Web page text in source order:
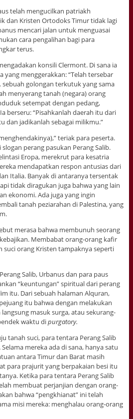
telah mengucilkan patriakh
dan Kristen Ortodoks Timur tidak lagi
mencari jalan untuk menguasai
cara pengalihan bagi para
terus.
konsili Clermont. Di sana ia
menggerakkan: “Telah tersebar
golongan terkutuk yang sama
menyerang tanah (negara) orang
setempat dengan pedang,
berseru: “Pisahkanlah daerah itu dari
dan jadikanlah sebagai milikmu.”
teriak para peserta.
perang pasukan Perang Salib.
Eropa, merekrut para kesatria
mendapatkan respon antusias dari
Italia. Banyak di antaranya tersentak
tidak diragukan juga bahwa yang lain
ekonomi. Ada juga yang ingin
tanah peziarahan di Palestina, yang
merasa bahwa membunuh seorang
Membabat orang-orang kafir
suci orang Kristen tampaknya seperti
Salib, Urbanus dan para paus
“keuntungan” spiritual dari perang
itu. Dari sebuah halaman Alquran,
itu bahwa dengan melakukan
masuk surga, atau sekurang-
waktu dipurgatory.
tanah suci, para tentara Perang Salib
mereka ada di sana, hanya satu
antara Timur dan Barat masih
para prajurit yang berpakaian besi itu
Ketika para tentara Perang Salib
membuat perjanjian dengan orang-
bahwa “pengkhianat” ini telah
misi mereka: menghalau orang-orang